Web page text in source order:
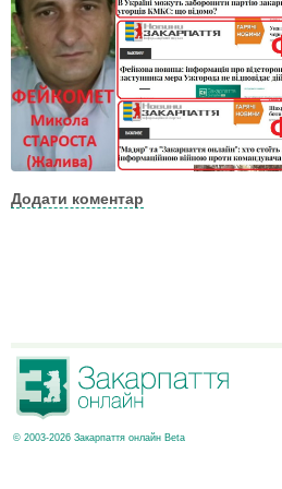
Додати коментар
© 2003-2026 Закарпаття онлайн Beta